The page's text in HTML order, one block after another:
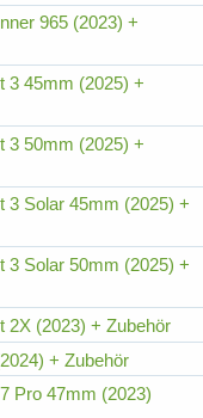
965 (2023) +
3 45mm (2025) +
3 50mm (2025) +
3 Solar 45mm (2025) +
3 Solar 50mm (2025) +
2X (2023) + Zubehör
+ Zubehör
Pro 47mm (2023)